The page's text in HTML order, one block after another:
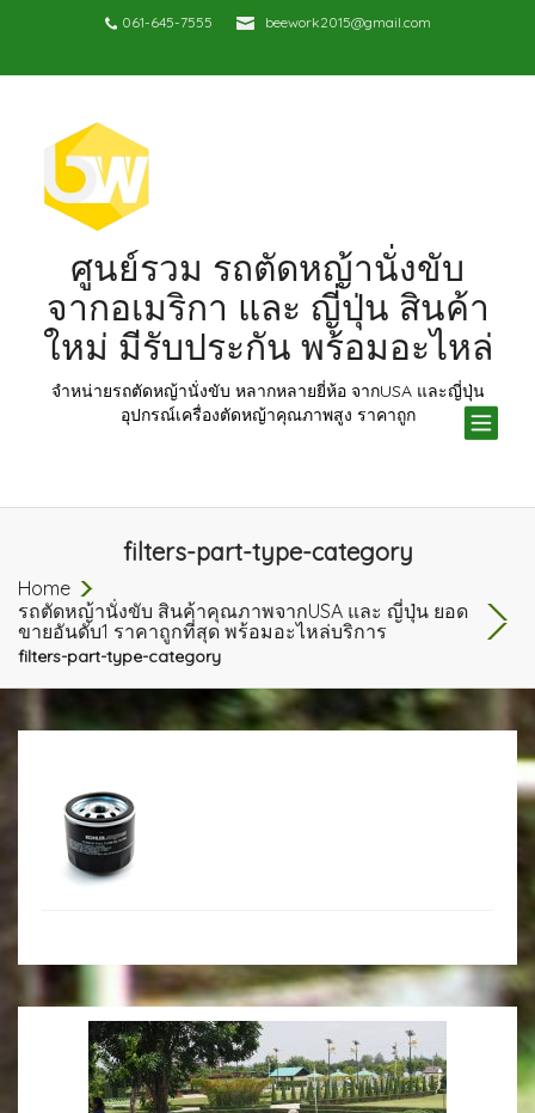
061-645-7555 beework2015@gmail.com
ศูนย์รวม รถตัดหญ้านั่งขับ
จากอเมริกา และ ญี่ปุ่น สินค้า
ใหม่ มีรับประกัน พร้อมอะไหล่
จำหน่ายรถตัดหญ้านั่งขับ หลากหลายยี่ห้อ จากUSA และญี่ปุ่น
อุปกรณ์เครื่องตัดหญ้าคุณภาพสูง ราคาถูก
filters-part-type-category
Home
รถตัดหญ้านั่งขับ สินค้าคุณภาพจากUSA และ ญี่ปุ่น ยอด
ขายอันดับ1 ราคาถูกที่สุด พร้อมอะไหล่บริการ
filters-part-type-category